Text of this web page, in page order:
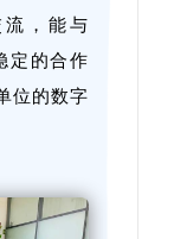
，能与
定的合作
位的数字